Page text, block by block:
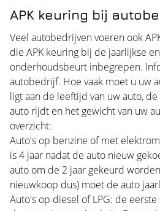
APK keuring bij
Veel autobedrijven voeren ook
die APK keuring bij de jaarlijkse
onderhoudsbeurt inbegrepen.
autobedrijf. Hoe vaak moet u uw
ligt aan de leeftijd van uw auto,
auto rijdt en het gewicht van uw
overzicht:
Auto's op benzine of met
is 4 jaar nadat de auto nieuw
auto om de 2 jaar gekeurd
nieuwkoop dus) moet de auto
Auto's op diesel of LPG: de